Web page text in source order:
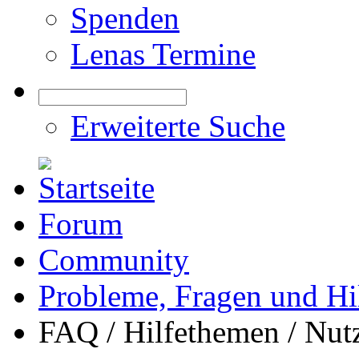
Spenden
Lenas Termine
Erweiterte Suche
Forum
Community
Probleme, Fragen und
FAQ / Hilfethemen /